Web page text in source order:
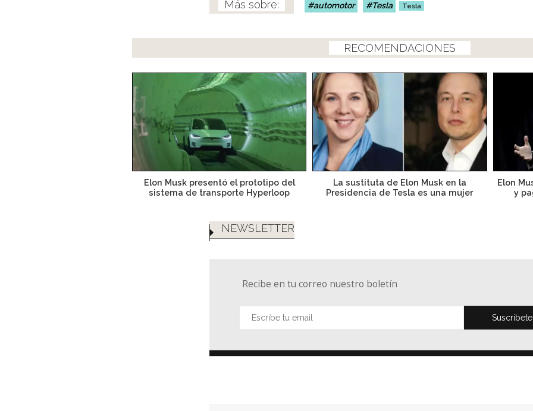
automotor Tesla Tesla
RECOMENDACIONES
Elon Musk presentó el prototipo del
sistema de transporte Hyperloop
La sustituta de Elon Musk en la
Presidencia de Tesla es una mujer
Elon
y
NEWSLETTER
Recibe en tu correo nuestro boletín